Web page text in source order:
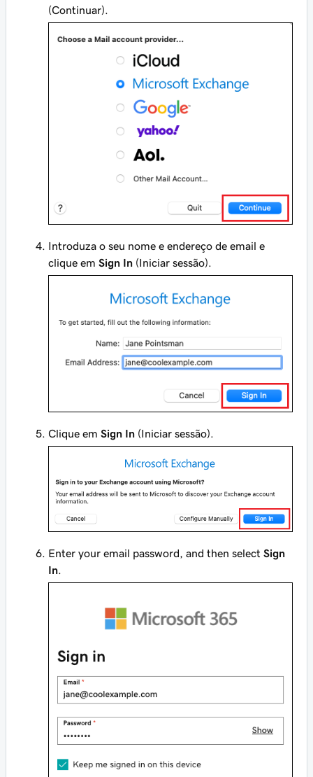
(Continuar).
Introduza o seu nome e endereço de email e
clique em Sign In (Iniciar sessão).
Clique em Sign In (Iniciar sessão).
Enter your email password, and then select Sign
In